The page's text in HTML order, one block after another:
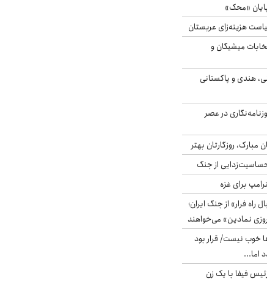
«محک»
هزینه‌زای عربستان
میشیگان و
هندی و پاکستانی
در عصر
مبارک، روزگارتان بهتر
از جنگ
برای غزه
راه فرار» از جنگ ایران؛
نمادین» می‌خواهند
خوب نیست/ قرار بود
اما...
فیفا با یک زن